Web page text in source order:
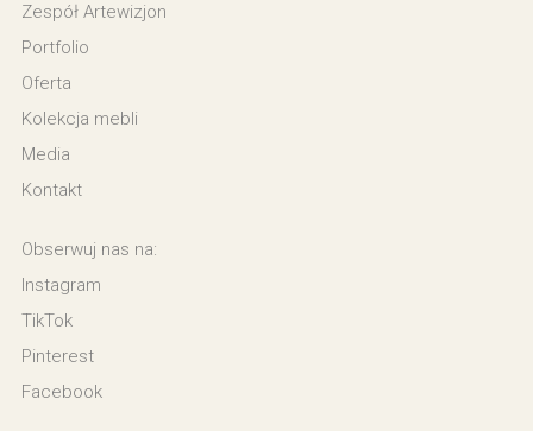
Zespół Artewizjon
Portfolio
Oferta
Kolekcja mebli
Media
Kontakt
Obserwuj nas na:
Instagram
TikTok
Pinterest
Facebook